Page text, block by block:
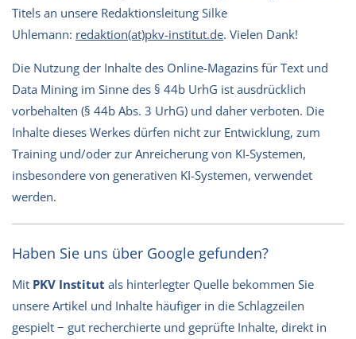
Titels an unsere Redaktionsleitung Silke
Uhlemann: redaktion(at)pkv-institut.de. Vielen Dank!
Die Nutzung der Inhalte des Online-Magazins für Text und
Data Mining im Sinne des § 44b UrhG ist ausdrücklich
vorbehalten (§ 44b Abs. 3 UrhG) und daher verboten. Die
Inhalte dieses Werkes dürfen nicht zur Entwicklung, zum
Training und/oder zur Anreicherung von KI-Systemen,
insbesondere von generativen KI-Systemen, verwendet
werden.
Haben Sie uns über Google gefunden?
Mit PKV Institut als hinterlegter Quelle bekommen Sie
unsere Artikel und Inhalte häufiger in die Schlagzeilen
gespielt − gut recherchierte und geprüfte Inhalte, direkt in